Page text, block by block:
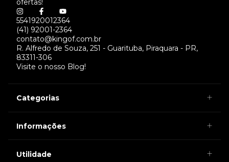
ofertas!
5541920012364
(41) 92001-2364
contato@kingof.com.br
R. Alfredo de Souza, 251 - Guarituba, Piraquara - PR,
83311-306
Visite o nosso Blog!
Categorias
Informações
Utilidade